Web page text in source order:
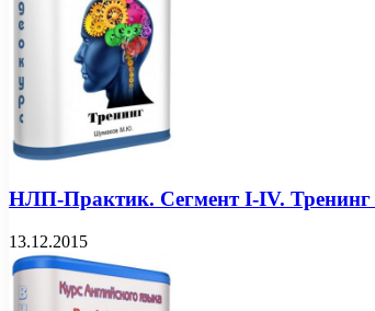
НЛП-Практик. Сегмент I-IV. Тренинг
13.12.2015